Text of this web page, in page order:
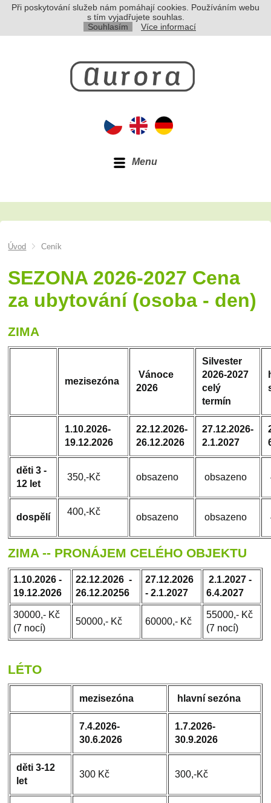
Při poskytování služeb nám pomáhají cookies. Používáním webu
s tím vyjadřujete souhlas.
Souhlasím
Více informací
Menu
Úvod Ceník
SEZONA 2026-2027 Cena
za ubytování (osoba - den)
ZIMA
mezisezóna
Vánoce
2026
Silvester
2026-2027
celý
termín
1.10.2026-
19.12.2026
22.12.2026-
26.12.2026
27.12.2026-
2.1.2027
děti 3 -
12 let
350,-Kč obsazeno obsazeno
dospělí
400,-Kč
obsazeno obsazeno
‌ZIMA -- PRONÁJEM CELÉHO OBJEKTU
1.10.2026 -
19.12.2026
22.12.2026 -
26.12.20256
27.12.2026
- 2.1.2027
2.1.2027 -
6.4.2027
30000,- Kč
(7 nocí)
50000,- Kč 60000,- Kč
55000,- Kč
(7 nocí)
LÉTO
mezisezóna hlavní sezóna
7.4.2026-
30.6.2026
1.7.2026-
30.9.2026
děti 3-12
let
300 Kč 300,-Kč